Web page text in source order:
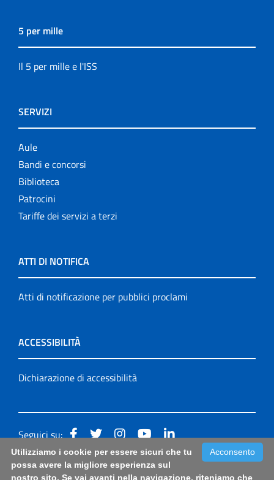
5 per mille
Il 5 per mille e l'ISS
SERVIZI
Aule
Bandi e concorsi
Biblioteca
Patrocini
Tariffe dei servizi a terzi
ATTI DI NOTIFICA
Atti di notificazione per pubblici proclami
ACCESSIBILITÀ
Dichiarazione di accessibilità
Seguici su:
Accessibilità: form di segnalazione di prima istanza per
Acconsento
Utilizziamo i cookie per essere sicuri che tu
possa avere la migliore esperienza sul
nostro sito. Se vai avanti nella navigazione, riteniamo che